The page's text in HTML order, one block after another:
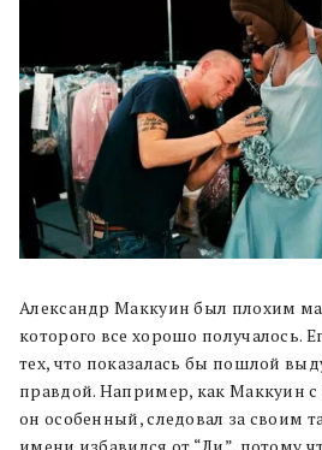
Александр Маккуин был плохим
которого все хорошо получалось.
тех, что показалась бы пошлой
правдой. Например, как Маккуин с
он особенный, следовал за своим